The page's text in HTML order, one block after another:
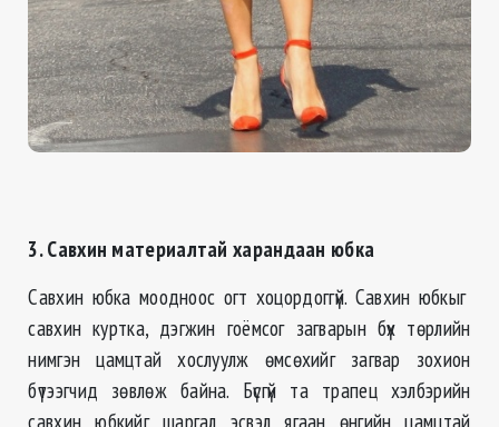
3. Савхин материалтай харандаан юбка
Савхин юбка моодноос огт хоцордоггүй. Савхин юбкыг
савхин куртка, дэгжин гоёмсог загварын бүх төрлийн
нимгэн цамцтай хослуулж өмсөхийг загвар зохион
бүтээгчид зөвлөж байна. Бүсгүй та трапец хэлбэрийн
савхин юбкийг шаргал эсвэл ягаан өнгийн цамцтай